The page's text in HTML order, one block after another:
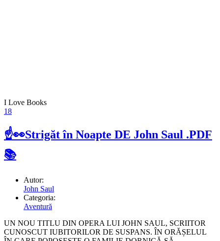
I Love Books
18
☝👀Strigăt în Noapte DE John Saul .PDF
📚
Autor:
John Saul
Categoria:
Aventură
UN NOU TITLU DIN OPERA LUI JOHN SAUL, SCRIITOR
CUNOSCUT IUBITORILOR DE SUSPANS. ÎN ORĂȘELUL